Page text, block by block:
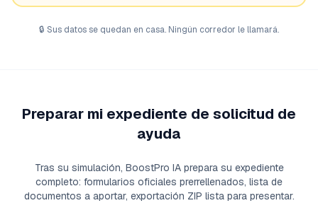
🔒 Sus datos se quedan en casa. Ningún corredor le llamará.
Preparar mi expediente de solicitud de
ayuda
Tras su simulación, BoostPro IA prepara su expediente
completo: formularios oficiales prerrellenados, lista de
documentos a aportar, exportación ZIP lista para presentar.